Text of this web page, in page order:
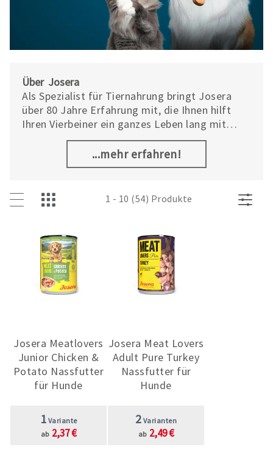
Über Josera
Als Spezialist für Tiernahrung bringt Josera
über 80 Jahre Erfahrung mit, die Ihnen hilft
Ihren Vierbeiner ein ganzes Leben lang mit
bedarfsgerechtem Futter zu versorgen: Vom
Welpen und Kitten bis hin zum Senior und vom
gemütlichen Genießer bis zum Sportler. Beste
moderne, klimaneutrale Produktion sowie
kontinuierliche Qualitätskontrollen im eigenen
Ansprüche – und im Napf für Akzeptanz und
Verträglichkeit.
...mehr erfahren!
1 - 10 (54) Produkte
Josera Meatlovers
Junior Chicken &
Potato Nassfutter
für Hunde
1 Variante
ab 2,37 €
Josera Meat Lovers
Adult Pure Turkey
Nassfutter für
Hunde
2 Varianten
ab 2,49 €